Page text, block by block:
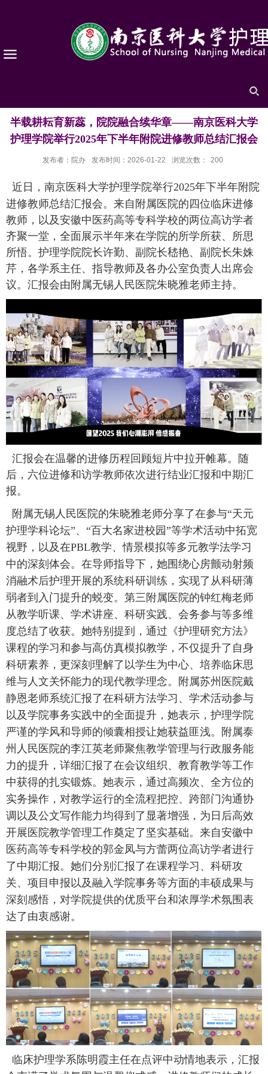
半载耕耘育新蕊，院院融合续华章——南京医科大学
护理学院举行2025年下半年附院进修教师总结汇报会
发布者：院办 发布时间：2026-01-22 浏览次数： 200
近日 ，南京医科大学护理学院举行2025年下半年附院
进修教师总结汇报会。来自 附属 医院的四位临床进修
教师，以及安徽中医药高等专科学校的两位高访学者
齐聚一堂，全面展示半年来在学院的所学所获、所思
所悟。护理学院院长许勤、副院长嵇艳、副院长朱姝
芹，各学系主任、指导教师及各办公室负责人 出席会
议。 汇报会由附属无锡人民医院朱晓雅老师主持。
汇报会在温馨的进修历程回顾短片中拉开帷幕。随
后， 六位进修和访学教师依次进行结业汇报和中期汇
报。
附属无锡人民医院的朱晓雅老师分享了在参与“天元
护理学科论坛”、“百大名家进校园”等学术活动中拓宽
视野，以及在PBL教学、情景模拟等多元教学法学习
中的深刻体会。在导师指导下， 她围绕心房颤动射频
消融术后护理开展的系统科研训练，实现了从科研薄
弱者到入门提升的蜕变。 第三附属 医院的钟红梅老师
从教学听课、学术讲座、科研实践、会务参与等多维
度总结了收获。她特别提到，通过《护理研究方法》
课程的学习和参与高仿真模拟教学，不仅提升了自身
科研素养，更深刻理解了以学生为中心、培养临床思
维与人文关怀能力的现代教学理念。附属苏州医院戴
静恩老师系统汇报了在科研方法学习、学术活动参与
以及学院事务实践中的全面提升 ， 她表示， 护理学院
严谨的学风和导师的倾囊相授让她获益匪浅。
附属泰
州人民 医院的李江英老师聚焦教学管理与行政服务能
力的提升，详细汇报了在会议组织、 教育教学等工作
中获得的扎实锻炼。她表示，通过高频次、全方位的
实务操作，对教学运行的全流程把控、跨部门沟通协
调以及公文写作能力均得到了显著增强，为日后高效
开展医院教学管理工作奠定了坚实基础。来自安徽中
医药高等专科学校的郭金凤与方蕾两位高访学者进行
了中期汇报。 她们分别汇报了在课程学习、科研攻
关、项目申报以及融入学院事务等方面的丰硕成果与
深刻感悟 ， 对学院提供的优质平台和浓厚学术氛围表
达了由衷感谢。
临床护理学系陈明霞主任在点评中动情地表示，汇报